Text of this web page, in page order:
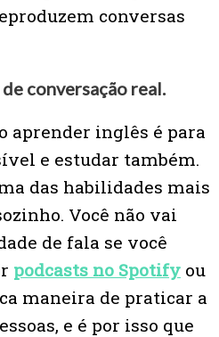
conversas
conversação real.
aprender inglês é para
e estudar também.
das habilidades mais
Você não vai
de fala se você
podcasts no Spotify ou
maneira de praticar a
e é por isso que